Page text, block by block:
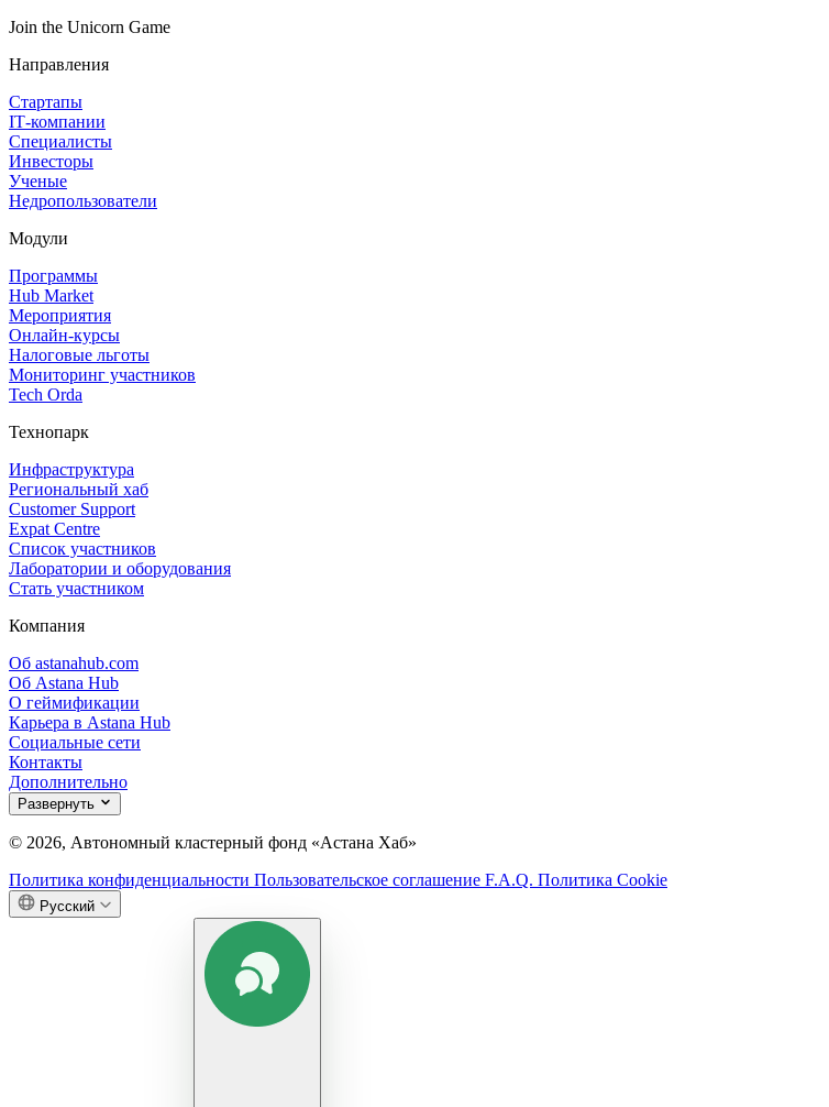
Join the Unicorn Game
Направления
Стартапы
IT‑компании
Специалисты
Инвесторы
Ученые
Недропользователи
Модули
Программы
Hub Market
Мероприятия
Онлайн‑курсы
Налоговые льготы
Мониторинг участников
Tech Orda
Технопарк
Инфраструктура
Региональный хаб
Customer Support
Expat Centre
Список участников
Лаборатории и оборудования
Стать участником
Компания
Об astanahub.com
Об Astana Hub
О геймификации
Карьера в Astana Hub
Социальные сети
Контакты
Дополнительно
Развернуть
© 2026, Автономный кластерный фонд «Астана Хаб»
Политика конфиденциальности Пользовательское соглашение F.A.Q. Политика Cookie
Русский